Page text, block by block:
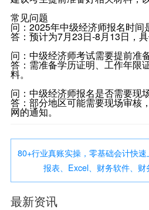
常见问题
问：2025年中级经济师报名时间
答：预计为7月23日-8月13日，
问：中级经济师考试需要提前准
答：需准备学历证明、工作年限
料。
问：中级经济师报名是否需要现
答：部分地区可能需要现场审核
网的通知。
80+行业真账实操，零基础会计快速
报表、Excel、财务软件、
最新资讯